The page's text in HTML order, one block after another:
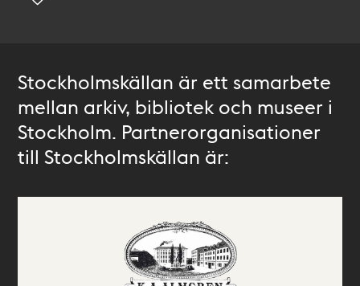
Stockholmskällan är ett samarbete
mellan arkiv, bibliotek och museer i
Stockholm. Partnerorganisationer
till Stockholmskällan är: